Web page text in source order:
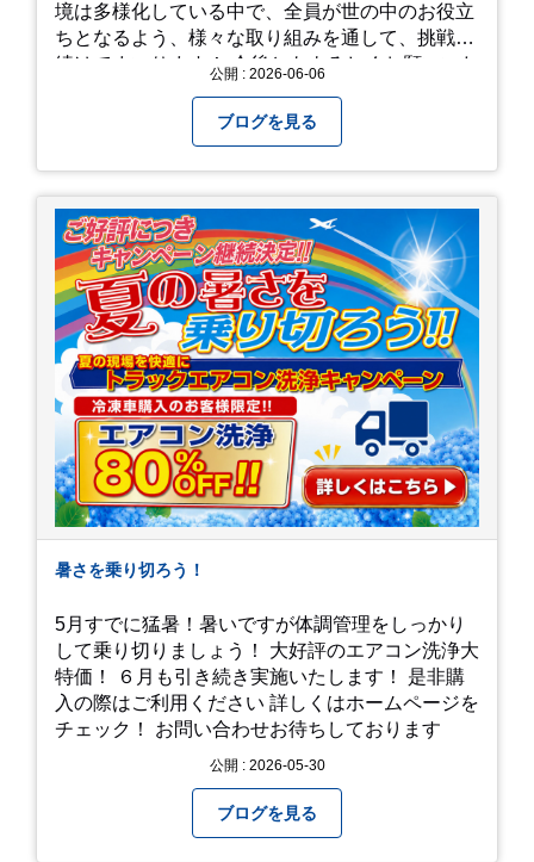
境は多様化している中で、全員が世の中のお役立
ちとなるよう、様々な取り組みを通して、挑戦を
続けてまいります！ 今後ともよろしくお願いいた公開 : 2026-06-06
ブログを見る
暑さを乗り切ろう！
5月すでに猛暑！暑いですが体調管理をしっかり
して乗り切りましょう！ 大好評のエアコン洗浄大
特価！ ６月も引き続き実施いたします！ 是非購
入の際はご利用ください 詳しくはホームページを
チェック！ お問い合わせお待ちしております
公開 : 2026-05-30
ブログを見る